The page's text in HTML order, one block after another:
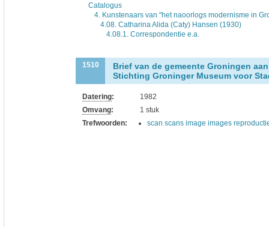
Catalogus
4. Kunstenaars van "het naoorlogs modernisme in
4.08. Catharina Alida (Caty) Hansen (1930)
4.08.1. Correspondentie e.a.
1510
Brief van de gemeente Groningen
Stichting Groninger Museum voor
Datering:
1982
Omvang:
1 stuk
Trefwoorden:
scan scans image images